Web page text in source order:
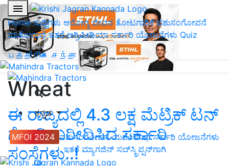
Home ಸುದ್ದಿಗಳು ಆರೋಗ್ಯ ಜೀವನ ತೋಟಗಾರಿಕೆಪಶುಸಂಗೋಪನೆ
ಯಶೋಗಾಥೆ ಇತರೆ ಅಗ್ರಿಪೀಡಿಯಾ ಸರ್ಕಾರಿ ಯೋಜನೆಗಳು Quiz
பத்திரிகை சந்தா
ಕನ್ನಡ
MFOI 2024 ಪಶುಸಂಗೋಪನೆ ಯಶೋಗಾಥೆ ಸರ್ಕಾರಿ ಯೋಜನೆಗಳು
ಇತರೆ ಮ್ಯಾಗಜಿನ್‌ ಸಬ್‌ಸ್ಕ್ರಿಪ್ಷನ್‌ಗಾಗಿ
Wheat
ಈ ರಾಜ್ಯದಲ್ಲಿ 4.3 ಲಕ್ಷ ಮೆಟ್ರಿಕ್ ಟನ್
ಗೋಧಿ ಖರೀದಿಸಿದ ಸರ್ಕಾರಿ
ಸಂಸ್ಥೆಗಳು..!